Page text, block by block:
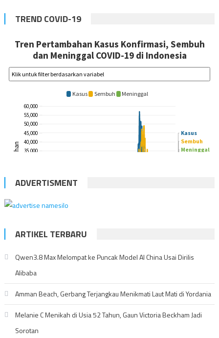
TREND COVID-19
ADVERTISMENT
ARTIKEL TERBARU
Qwen3.8 Max Melompat ke Puncak Model AI China Usai Dirilis
Alibaba
Amman Beach, Gerbang Terjangkau Menikmati Laut Mati di Yordania
Melanie C Menikah di Usia 52 Tahun, Gaun Victoria Beckham Jadi
Sorotan